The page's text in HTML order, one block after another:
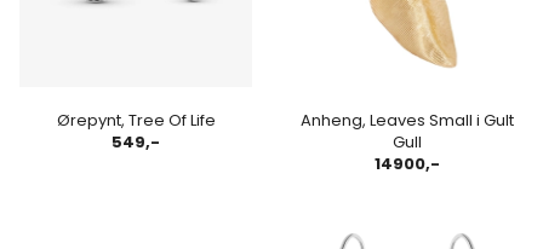
Ørepynt, Tree Of Life
549,-
Anheng, Leaves Small i Gult
Gull
14900,-